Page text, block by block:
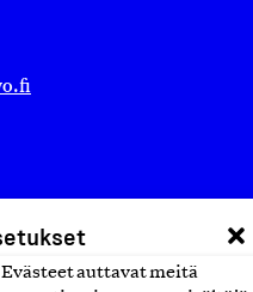
auttavat meitä